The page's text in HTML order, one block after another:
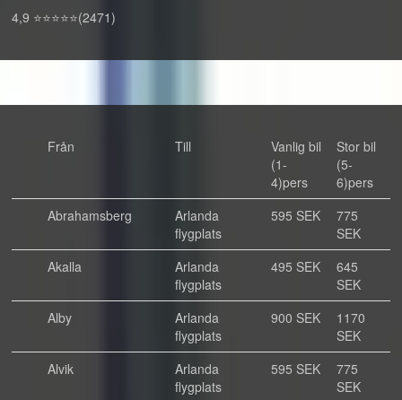
4,9 ⭐⭐⭐⭐⭐(2471)
Från Till
Vanlig bil
(1-
4)pers
Stor bil
(5-
6)pers
Abrahamsberg
Arlanda
flygplats
595 SEK
775
SEK
Akalla
Arlanda
flygplats
495 SEK
645
SEK
Alby
Arlanda
flygplats
900 SEK
1170
SEK
Alvik
Arlanda
flygplats
595 SEK
775
SEK